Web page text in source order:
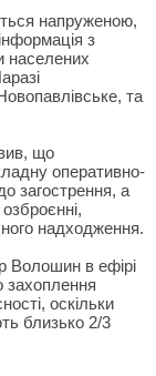
напруженою,
з
населених
та
що
оперативно-
загострення, а
надходження.
Волошин в ефірі
захоплення
оскільки
близько 2/3